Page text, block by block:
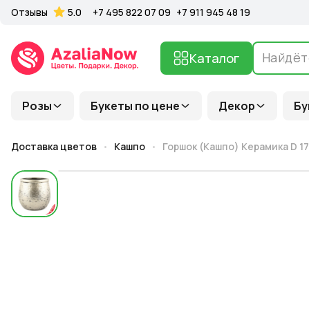
Розы Букеты по цене Декор
Каталог
Отзывы 5.0 +7 495 822 07 09 +7 911 945 48 19
Доставка цветов Кашпо Горшок (Кашпо) Керамика D